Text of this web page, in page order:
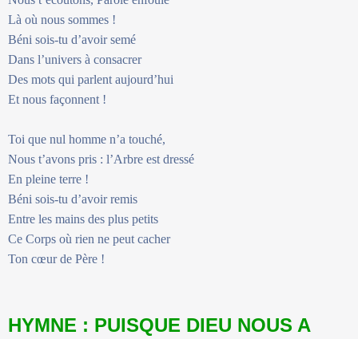
Là où nous sommes !
Béni sois-tu d’avoir semé
Dans l’univers à consacrer
Des mots qui parlent aujourd’hui
Et nous façonnent !
Toi que nul homme n’a touché,
Nous t’avons pris : l’Arbre est dressé
En pleine terre !
Béni sois-tu d’avoir remis
Entre les mains des plus petits
Ce Corps où rien ne peut cacher
Ton cœur de Père !
HYMNE : PUISQUE DIEU NOUS A